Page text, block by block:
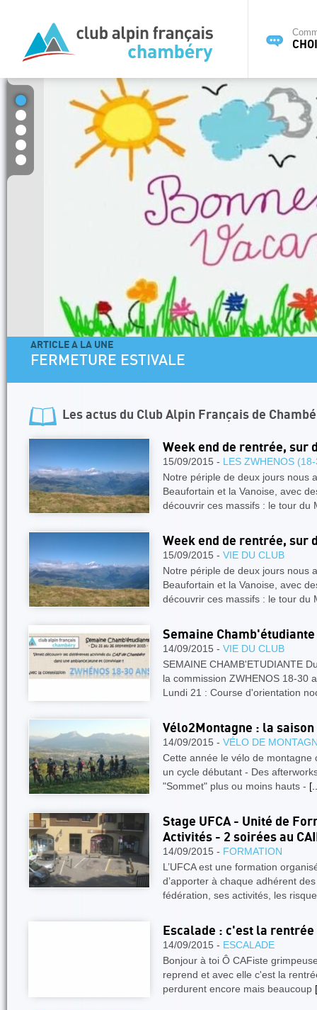
ARTICLE A LA UNE
FERMETURE ESTIVALE
Les actus du Club Alpin Français de
Week end de rentrée, sur
15/09/2015 - LES ZWHENOS
Notre périple de deux jours nous
Beaufortain et la Vanoise, avec
découvrir ces massifs : le tour du
Week end de rentrée, sur
15/09/2015 - VIE DU CLUB
Notre périple de deux jours nous
Beaufortain et la Vanoise, avec
découvrir ces massifs : le tour du
Semaine Chamb'étudiante
14/09/2015 - VIE DU CLUB
SEMAINE CHAMB'ETUDIANTE
la commission ZWHENOS 18-30
Lundi 21 : Course d'orientation
Vélo2Montagne : la
14/09/2015 - VÉLO DE
Cette année le vélo de
un cycle débutant - Des
"Sommet" plus ou moins hauts -
Stage UFCA - Unité de
Activités - 2 soirées au
14/09/2015 - FORMATION
L’UFCA est une formation
d’apporter à chaque adhérent
fédération, ses activités, les
Escalade : c'est la
14/09/2015 - ESCALADE
Bonjour à toi Ô CAFiste
reprend et avec elle c'est la
perdurent encore mais beaucoup